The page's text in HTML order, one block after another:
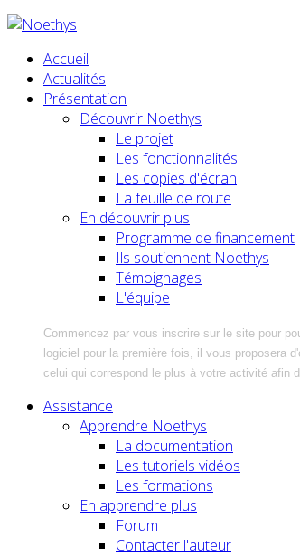
Accueil
Actualités
Présentation
Découvrir Noethys
Le projet
Les fonctionnalités
Les copies d'écran
La feuille de route
En découvrir plus
Programme de financement
Ils soutiennent Noethys
Témoignages
L'équipe
Commencez par vous inscrire sur le site pour
logiciel pour la première fois, il vous proposera
celui qui correspond le plus à votre activité afin
Assistance
Apprendre Noethys
La documentation
Les tutoriels vidéos
Les formations
En apprendre plus
Forum
Contacter l'auteur